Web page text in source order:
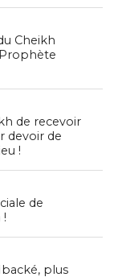
Cheikh
de recevoir
devoir de
!
de
plus